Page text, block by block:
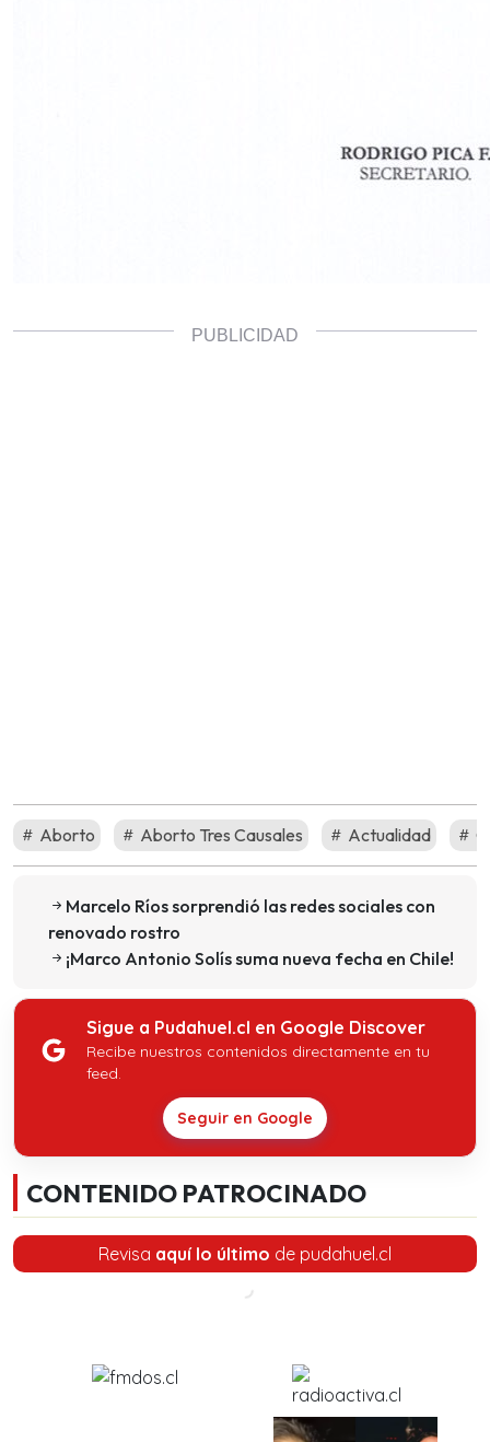
Aborto Aborto Tres Causales Actualidad
Marcelo Ríos sorprendió las redes sociales con
renovado rostro
¡Marco Antonio Solís suma nueva fecha en Chile!
Sigue a Pudahuel.cl en Google Discover
Recibe nuestros contenidos directamente en tu
feed.
Seguir en Google
CONTENIDO PATROCINADO
Revisa aquí lo último de pudahuel.cl